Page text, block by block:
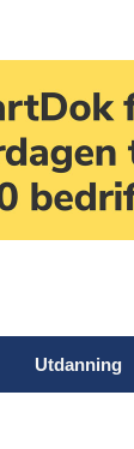
Utdanning